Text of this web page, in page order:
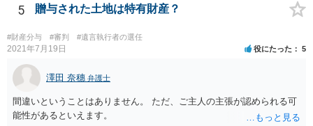
いう法律関係にありません。 遺言の内容と遺産の総額の通知、公正証
で、対応しましょう。 そのあとは遺留分の請求などがあればそれへの
対応となるでしょう。
5 贈与された土地は特有財産？
#財産分与 #審判 #遺言執行者の選任
2021年7月19日 役にたった 5
澤田 奈穗 弁護士
間違いということはありません。 ただ、ご主人の主張が認められる可
能性があるといえます。